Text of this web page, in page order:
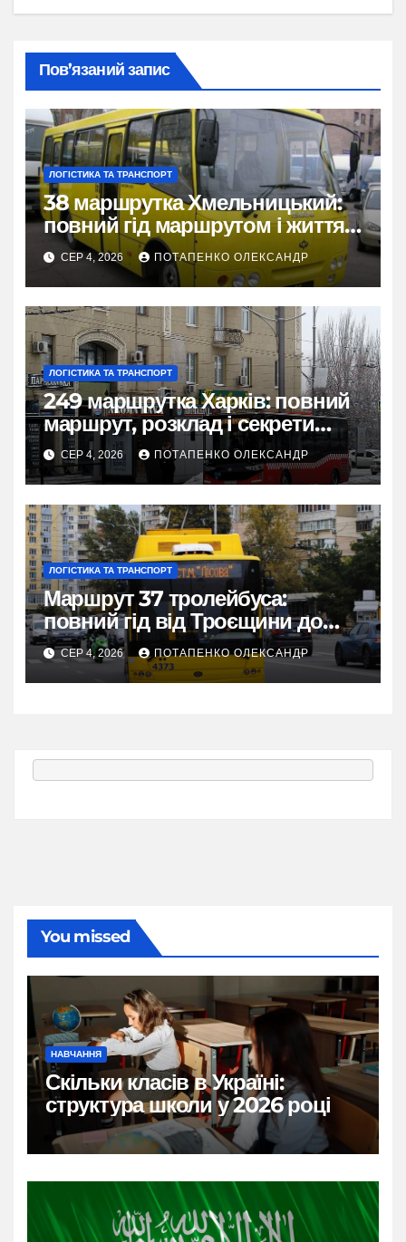
Пов’язаний запис
ЛОГІСТИКА ТА ТРАНСПОРТ
38 маршрутка Хмельницький:
повний гід маршрутом і життям
міста
СЕР 4, 2026 ПОТАПЕНКО ОЛЕКСАНДР
ЛОГІСТИКА ТА ТРАНСПОРТ
249 маршрутка Харків: повний
маршрут, розклад і секрети
зручної поїздки
СЕР 4, 2026 ПОТАПЕНКО ОЛЕКСАНДР
ЛОГІСТИКА ТА ТРАНСПОРТ
Маршрут 37 тролейбуса:
повний гід від Троєщини до
метро Лісова
СЕР 4, 2026 ПОТАПЕНКО ОЛЕКСАНДР
You missed
НАВЧАННЯ
Скільки класів в Україні:
структура школи у 2026 році